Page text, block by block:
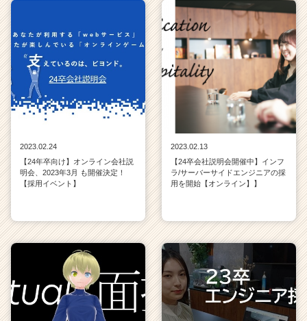
2023.02.24
【24年卒向け】オンライン会社説
明会、2023年3月 も開催決定！
【採用イベント】
2023.02.13
【24卒会社説明会開催中】インフ
ラ/サーバーサイドエンジニアの採
用を開始【オンライン】】